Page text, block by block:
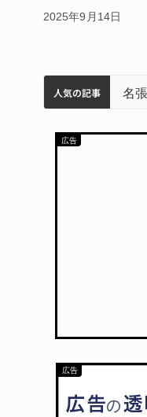
2025年9月14日
人気の記事
名張市水道料金47％値上げへ 答申案、審議会で大筋まとまる
器物損壊容疑で83歳女逮捕 伊賀署
中学校の陶壁モニュメント 地元建設会社がボランティアで清掃 伊賀